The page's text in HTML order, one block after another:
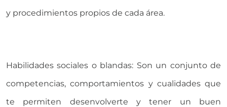
y procedimientos propios de cada área.
Habilidades sociales o blandas: Son un conjunto de
competencias, comportamientos y cualidades que
te permiten desenvolverte y tener un buen